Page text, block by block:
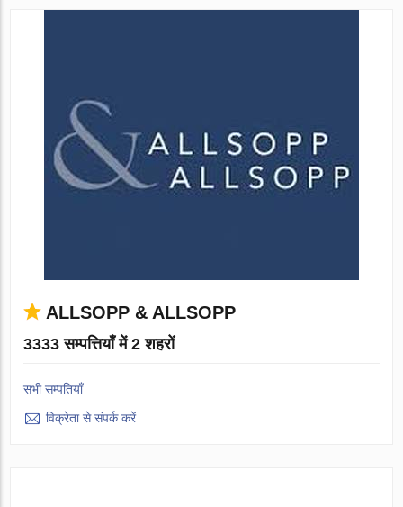
ALLSOPP & ALLSOPP
3333 सम्पत्तियाँ में 2 शहरों
सभी सम्पतियाँ
विक्रेता से संपर्क करें